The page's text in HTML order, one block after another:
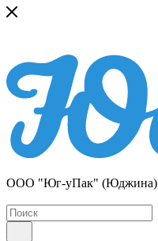
ООО "Юг-уПак" (Юджина)